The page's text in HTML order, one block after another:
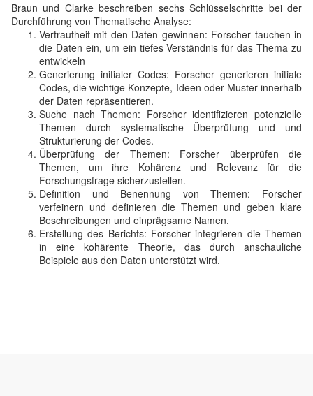
Braun und Clarke beschreiben sechs Schlüsselschritte bei der
Durchführung von Thematische Analyse:
Vertrautheit mit den Daten gewinnen: Forscher tauchen in
die Daten ein, um ein tiefes Verständnis für das Thema zu
entwickeln
Generierung initialer Codes: Forscher generieren initiale
Codes, die wichtige Konzepte, Ideen oder Muster innerhalb
der Daten repräsentieren.
Suche nach Themen: Forscher identifizieren potenzielle
Themen durch systematische Überprüfung und und
Strukturierung der Codes.
Überprüfung der Themen: Forscher überprüfen die
Themen, um ihre Kohärenz und Relevanz für die
Forschungsfrage sicherzustellen.
Definition und Benennung von Themen: Forscher
verfeinern und definieren die Themen und geben klare
Beschreibungen und einprägsame Namen.
Erstellung des Berichts: Forscher integrieren die Themen
in eine kohärente Theorie, das durch anschauliche
Beispiele aus den Daten unterstützt wird.